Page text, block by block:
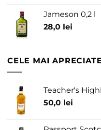
Jameson 0,2 l
28,0 lei
CELE MAI APRECIATE
Teacher's
50,0 lei